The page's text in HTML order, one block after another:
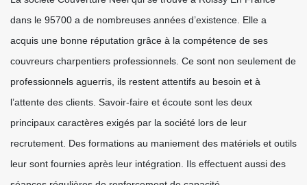
dans le 95700 a de nombreuses années d’existence. Elle a
acquis une bonne réputation grâce à la compétence de ses
couvreurs charpentiers professionnels. Ce sont non seulement de
professionnels aguerris, ils restent attentifs au besoin et à
l’attente des clients. Savoir-faire et écoute sont les deux
principaux caractères exigés par la société lors de leur
recrutement. Des formations au maniement des matériels et outils
leur sont fournies après leur intégration. Ils effectuent aussi des